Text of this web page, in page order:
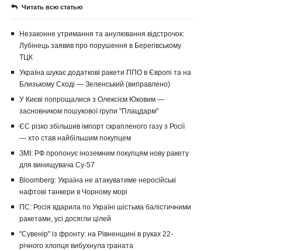
Читать всю статью
Незаконне утримання та анулювання відстрочок:
Лубінець заявив про порушення в Берегівському
ТЦК
Україна шукає додаткові ракети ППО в Європі та на
Близькому Сході — Зеленський (виправлено)
У Києві попрощалися з Олексієм Юковим —
засновником пошукової групи "Плацдарм"
ЄС різко збільшив імпорт скрапленого газу з Росії
— хто став найбільшим покупцем
ЗМІ: РФ пропонує іноземним покупцям нову ракету
для винищувача Су-57
Bloomberg: Україна не атакуватиме неросійські
нафтові танкери в Чорному морі
ПС: Росія вдарила по Україні шістьма балістичними
ракетами, усі досягли цілей
"Сувенір" із фронту: на Рівненщині в руках 22-
річного хлопця вибухнула граната